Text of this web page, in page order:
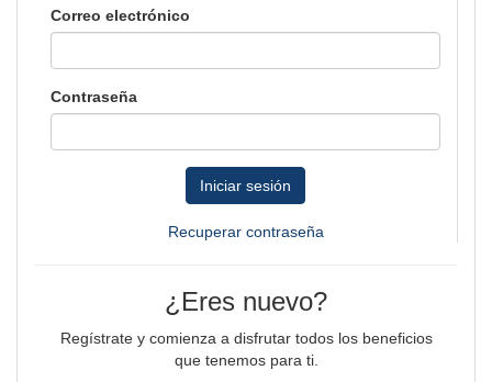
Correo electrónico
Contraseña
Iniciar sesión
Recuperar contraseña
¿Eres nuevo?
Regístrate y comienza a disfrutar todos los beneficios
que tenemos para ti.